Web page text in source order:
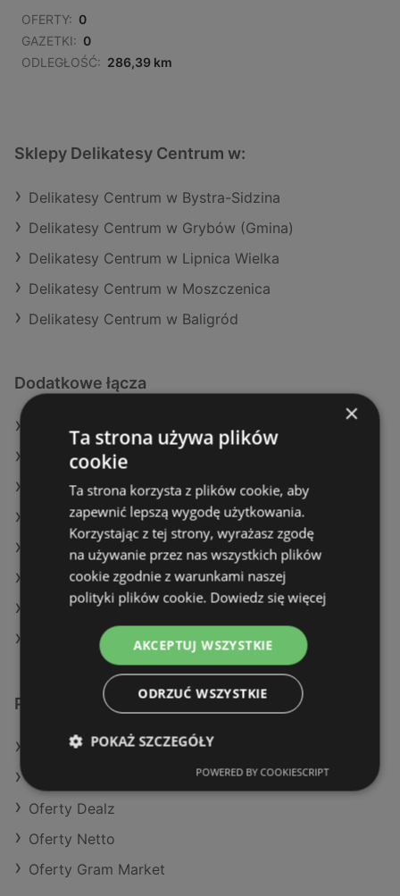
OFERTY: 0
GAZETKI: 0
ODLEGŁOŚĆ: 286,39 km
Sklepy Delikatesy Centrum w:
Delikatesy Centrum w Bystra-Sidzina
Delikatesy Centrum w Grybów (Gmina)
Delikatesy Centrum w Lipnica Wielka
Delikatesy Centrum w Moszczenica
Delikatesy Centrum w Baligród
Dodatkowe łącza
Oferty Delikatesy Centrum
Oferty Stokrotka
Oferty E.Leclerc
Aktualne gazetki Netto
Aktualne gazetki Action
Aktualne gazetki Lidl
Aktualne gazetki Eurocash
Aktualne gazetki Makro
Podobne sklepy detaliczne
Oferty Dino
Oferty Dealz
Oferty Netto
Oferty Gram Market
×
Ta strona używa plików
cookie
Ta strona korzysta z plików cookie, aby
zapewnić lepszą wygodę użytkowania.
Korzystając z tej strony, wyrażasz zgodę
na używanie przez nas wszystkich plików
cookie zgodnie z warunkami naszej
polityki plików cookie. Dowiedz się więcej
AKCEPTUJ WSZYSTKIE
ODRZUĆ WSZYSTKIE
POKAŻ SZCZEGÓŁY
POWERED BY COOKIESCRIPT